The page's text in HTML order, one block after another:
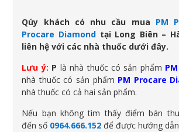
Qúy khách có nhu cầu mua PM
Procare Diamondtại Long Biên –
liên hệ với các nhà thuốc dưới đây.
Lưu ý: P là nhà thuốc có sản phẩm
nhà thuốc có sản phẩm PM Procare
nhà thuốc có cả hai sản phẩm.
Nếu bạn không tìm thấy điểm bán
đến số 0964.666.152 để được hướng